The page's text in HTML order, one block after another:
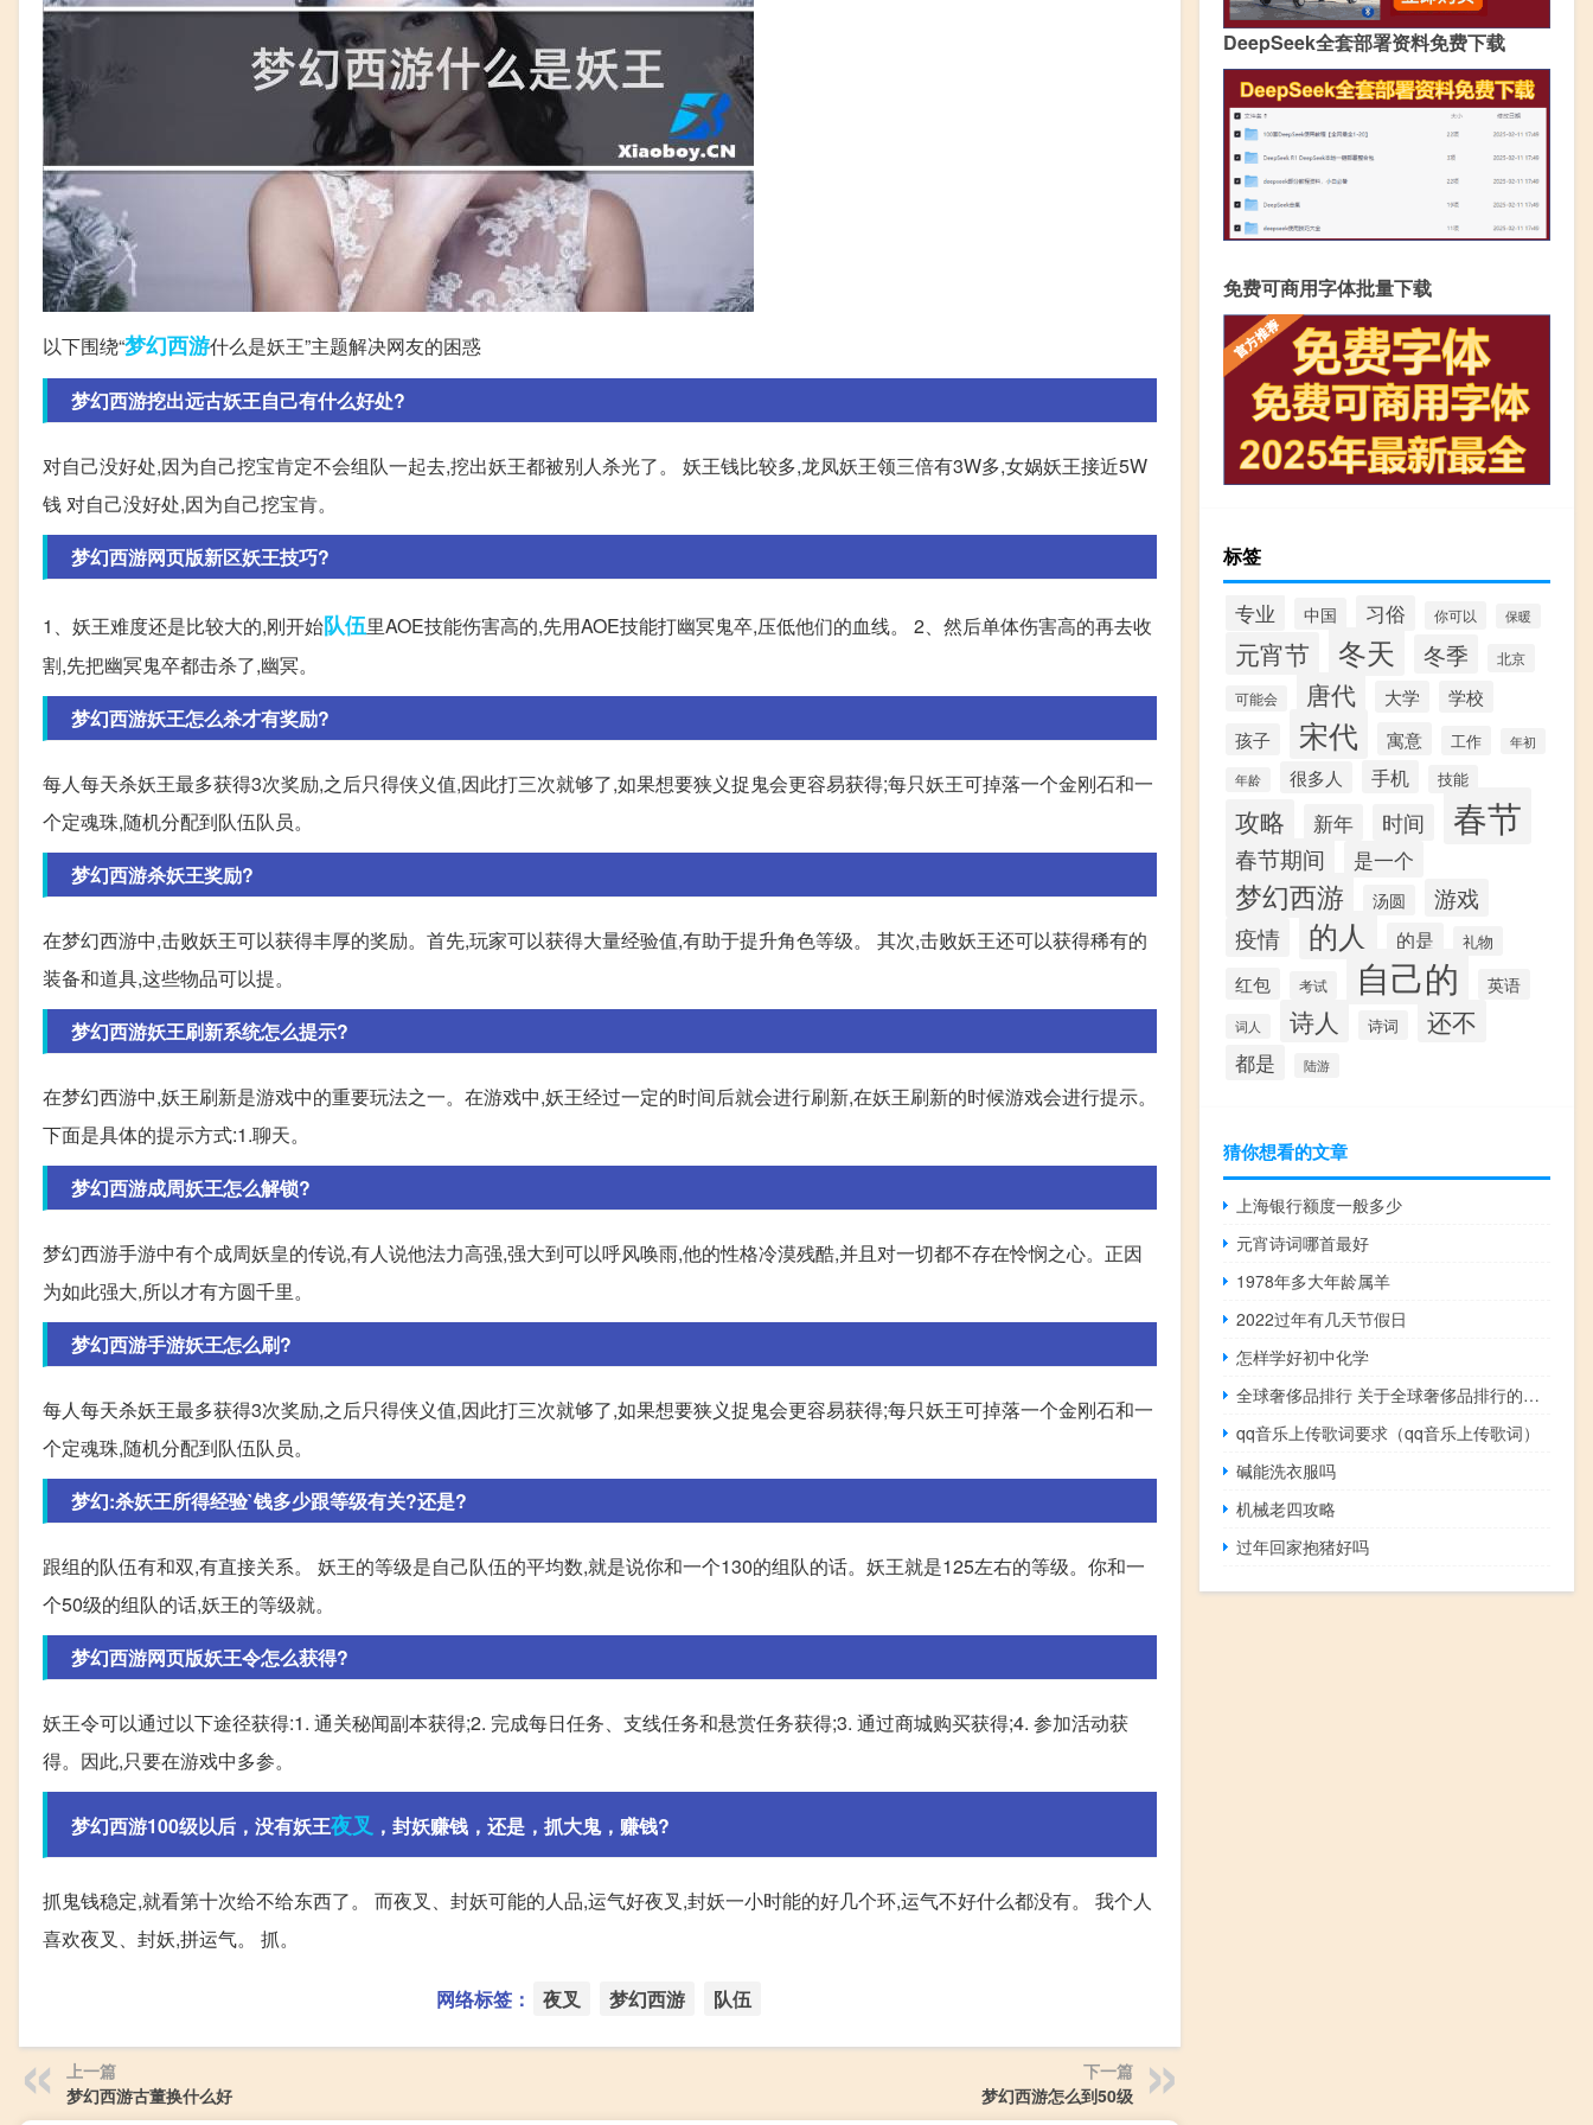
以下围绕“梦幻西游什么是妖王”主题解决网友的困惑
梦幻西游挖出远古妖王自己有什么好处?
对自己没好处,因为自己挖宝肯定不会组队一起去,挖出妖王都被别人杀光了。 妖王钱比较多,龙凤妖王领三倍有3W多,女娲妖王接近5W
钱 对自己没好处,因为自己挖宝肯。
梦幻西游网页版新区妖王技巧?
1、妖王难度还是比较大的,刚开始队伍里AOE技能伤害高的,先用AOE技能打幽冥鬼卒,压低他们的血线。 2、然后单体伤害高的再去收
割,先把幽冥鬼卒都击杀了,幽冥。
梦幻西游妖王怎么杀才有奖励?
每人每天杀妖王最多获得3次奖励,之后只得侠义值,因此打三次就够了,如果想要狭义捉鬼会更容易获得;每只妖王可掉落一个金刚石和一
个定魂珠,随机分配到队伍队员。
梦幻西游杀妖王奖励?
在梦幻西游中,击败妖王可以获得丰厚的奖励。首先,玩家可以获得大量经验值,有助于提升角色等级。 其次,击败妖王还可以获得稀有的
装备和道具,这些物品可以提。
梦幻西游妖王刷新系统怎么提示?
在梦幻西游中,妖王刷新是游戏中的重要玩法之一。在游戏中,妖王经过一定的时间后就会进行刷新,在妖王刷新的时候游戏会进行提示。
下面是具体的提示方式:1.聊天。
梦幻西游成周妖王怎么解锁?
梦幻西游手游中有个成周妖皇的传说,有人说他法力高强,强大到可以呼风唤雨,他的性格冷漠残酷,并且对一切都不存在怜悯之心。正因
为如此强大,所以才有方圆千里。
梦幻西游手游妖王怎么刷?
每人每天杀妖王最多获得3次奖励,之后只得侠义值,因此打三次就够了,如果想要狭义捉鬼会更容易获得;每只妖王可掉落一个金刚石和一
个定魂珠,随机分配到队伍队员。
梦幻:杀妖王所得经验`钱多少跟等级有关?还是?
跟组的队伍有和双,有直接关系。 妖王的等级是自己队伍的平均数,就是说你和一个130的组队的话。妖王就是125左右的等级。你和一
个50级的组队的话,妖王的等级就。
梦幻西游网页版妖王令怎么获得?
妖王令可以通过以下途径获得:1. 通关秘闻副本获得;2. 完成每日任务、支线任务和悬赏任务获得;3. 通过商城购买获得;4. 参加活动获
得。因此,只要在游戏中多参。
梦幻西游100级以后，没有妖王夜叉 ，封妖赚钱，还是，抓大鬼，赚钱?
抓鬼钱稳定,就看第十次给不给东西了。 而夜叉、封妖可能的人品,运气好夜叉,封妖一小时能的好几个环,运气不好什么都没有。 我个人
喜欢夜叉、封妖,拼运气。 抓。
网络标签： 夜叉 梦幻西游 队伍
上一篇
梦幻西游古董换什么好
下一篇
梦幻西游怎么到50级
DeepSeek全套部署资料免费下载
免费可商用字体批量下载
标签
专业 中国 习俗 你可以 保暖
元宵节 冬天 冬季 北京
可能会 唐代 大学
学校
孩子
宋代 寓意 工作 年初
年龄 很多人 手机 技能
攻略 新年 时间 春节
春节期间 是一个
梦幻西游 汤圆 游戏
疫情 的人 的是 礼物
红包 考试 自己的 英语
词人 诗人 诗词 还不
都是 陆游
猜你想看的文章
上海银行额度一般多少
元宵诗词哪首最好
1978年多大年龄属羊
2022过年有几天节假日
怎样学好初中化学
全球奢侈品排行 关于全球奢侈品排行的介绍
qq音乐上传歌词要求（qq音乐上传歌词）
碱能洗衣服吗
机械老四攻略
过年回家抱猪好吗